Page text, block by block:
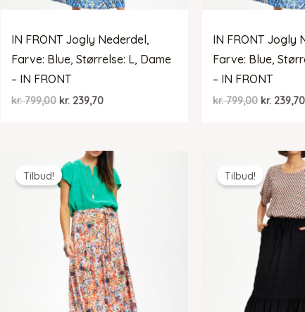
IN FRONT Jogly Nederdel,
Farve: Blue, Størrelse: L, Dame
– IN FRONT
kr.799,00 Den
kr. 799,00.
kr. 239,70Den
kr. 239,70.
IN FRONT Jogly
Farve: Blue,
– IN FRONT
kr.799,00 Den
kr.
kr. 239,70
Tilbud! Tilbud!